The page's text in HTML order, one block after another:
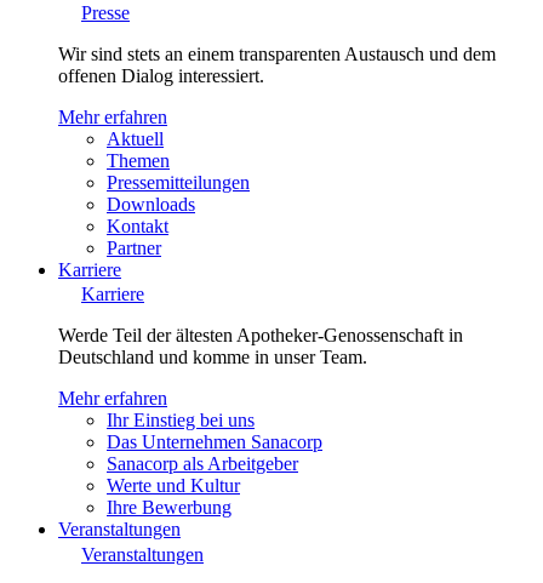
Presse
Wir sind stets an einem transparenten Austausch und dem
offenen Dialog interessiert.
Mehr erfahren
Aktuell
Themen
Pressemitteilungen
Downloads
Kontakt
Partner
Karriere
Karriere
Werde Teil der ältesten Apotheker-Genossenschaft in
Deutschland und komme in unser Team.
Mehr erfahren
Ihr Einstieg bei uns
Das Unternehmen Sanacorp
Sanacorp als Arbeitgeber
Werte und Kultur
Ihre Bewerbung
Veranstaltungen
Veranstaltungen